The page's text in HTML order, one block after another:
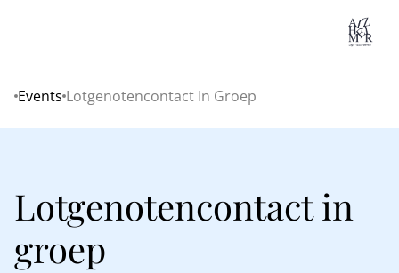
Home
Events Lotgenotencontact In Groep
Lotgenotencontact in
groep